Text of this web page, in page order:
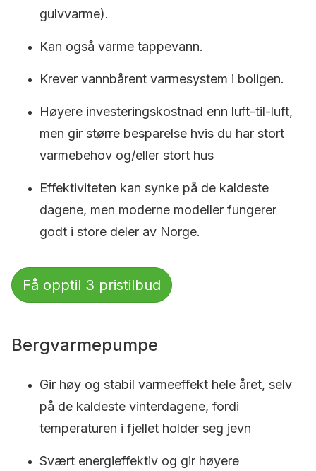
gulvvarme).
Kan også varme tappevann.
Krever vannbårent varmesystem i boligen.
Høyere investeringskostnad enn luft-til-luft,
men gir større besparelse hvis du har stort
varmebehov og/eller stort hus
Effektiviteten kan synke på de kaldeste
dagene, men moderne modeller fungerer
godt i store deler av Norge.
Få opptil 3 pristilbud
Bergvarmepumpe
Gir høy og stabil varmeeffekt hele året, selv
på de kaldeste vinterdagene, fordi
temperaturen i fjellet holder seg jevn
Svært energieffektiv og gir høyere